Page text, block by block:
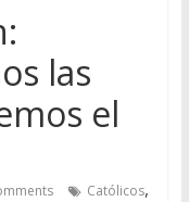
las
el
Católicos,